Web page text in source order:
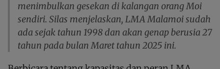
menimbulkan gesekan di kalangan orang Moi
sendiri. Silas menjelaskan, LMA Malamoi sudah
ada sejak tahun 1998 dan akan genap berusia 27
tahun pada bulan Maret tahun 2025 ini.